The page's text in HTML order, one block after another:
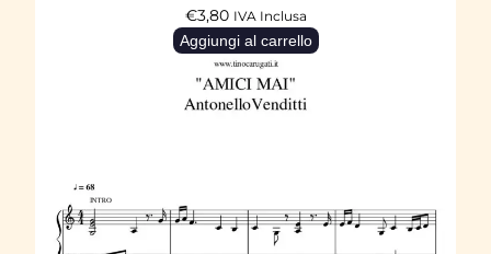
€3,80 IVA Inclusa
Aggiungi al carrello